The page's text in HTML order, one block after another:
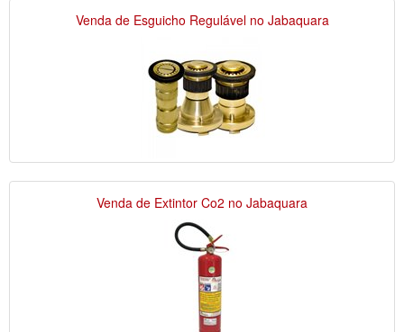
Venda de Esguicho Regulável no Jabaquara
Venda de Extintor Co2 no Jabaquara